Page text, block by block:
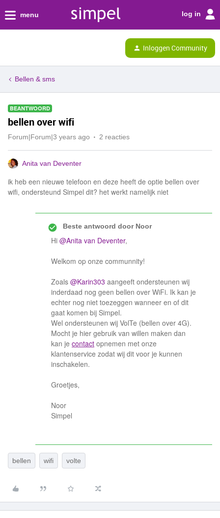
menu log in
Inloggen Community
Bellen & sms
BEANTWOORD
bellen over wifi
Forum|Forum|3 years ago 2 reacties
Anita van Deventer
ik heb een nieuwe telefoon en deze heeft de optie bellen over
wifi, ondersteund Simpel dit? het werkt namelijk niet
Beste antwoord doorNoor
Hi @Anita van Deventer,
Welkom op onze communnity!
​​Zoals ​​​​ @Karin303 aangeeft ondersteunen wij
inderdaad nog geen bellen over WiFi. Ik kan je
echter nog niet toezeggen wanneer en of dit
gaat komen bij Simpel.
Wel ondersteunen wij VolTe (bellen over 4G).
Mocht je hier gebruik van willen maken dan
kan je contact opnemen met onze
klantenservice zodat wij dit voor je kunnen
inschakelen.
Groetjes,
Noor
Simpel
bellen wifi volte